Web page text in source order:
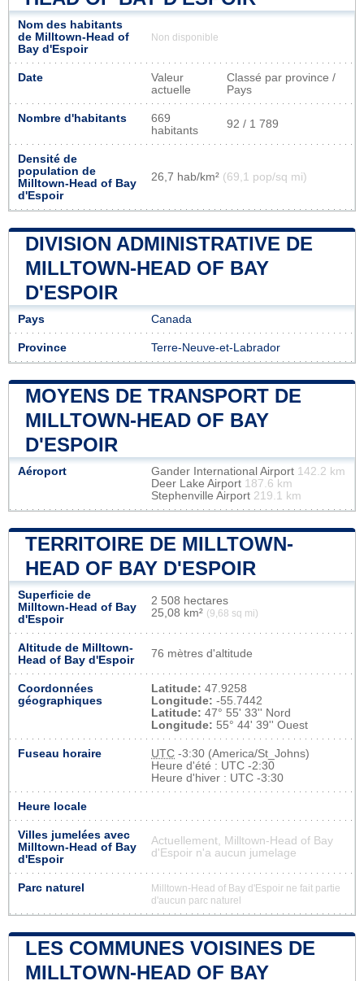
Nom des habitants
de Milltown-Head of
Bay d'Espoir
Non disponible
Date
Valeur
actuelle
Classé par province /
Pays
Nombre d'habitants
669
habitants
92 / 1 789
Densité de
population de
Milltown-Head of Bay
d'Espoir
26,7 hab/km² (69,1 pop/sq mi)
DIVISION ADMINISTRATIVE DE
MILLTOWN-HEAD OF BAY
D'ESPOIR
Pays Canada
Province Terre-Neuve-et-Labrador
MOYENS DE TRANSPORT DE
MILLTOWN-HEAD OF BAY
D'ESPOIR
Aéroport Gander International Airport 142.2 km
Deer Lake Airport 187.6 km
Stephenville Airport 219.1 km
TERRITOIRE DE MILLTOWN-
HEAD OF BAY D'ESPOIR
Superficie de
Milltown-Head of Bay
d'Espoir
2 508 hectares
25,08 km² (9,68 sq mi)
Altitude de Milltown-
Head of Bay d'Espoir
76 mètres d'altitude
Coordonnées
géographiques
Latitude: 47.9258
Longitude: -55.7442
Latitude: 47° 55' 33'' Nord
Longitude: 55° 44' 39'' Ouest
Fuseau horaire UTC -3:30 (America/St_Johns)
Heure d'été : UTC -2:30
Heure d'hiver : UTC -3:30
Heure locale
Villes jumelées avec
Milltown-Head of Bay
d'Espoir
Actuellement, Milltown-Head of Bay
d'Espoir n'a aucun jumelage
Parc naturel
Milltown-Head of Bay d'Espoir ne fait partie
d'aucun parc naturel
LES COMMUNES VOISINES DE
MILLTOWN-HEAD OF BAY